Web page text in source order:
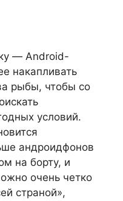
— Android-
накапливать
рыбы, чтобы со
условий.
андроидфонов
на борту, и
очень четко
страной»,